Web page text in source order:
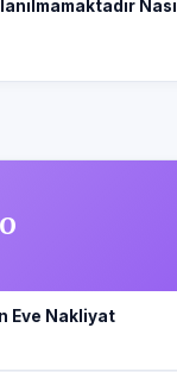
Nasıl
Eve Nakliyat